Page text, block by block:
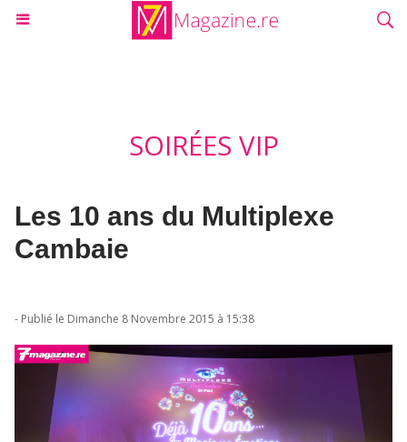
SOIRÉES VIP
Les 10 ans du Multiplexe
Cambaie
- Publié le Dimanche 8 Novembre 2015 à 15:38